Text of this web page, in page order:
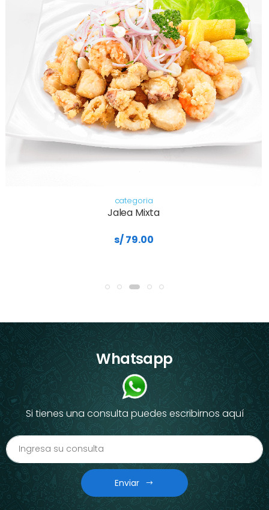
categoria
Jalea Mixta
s/ 79.00
Whatsapp
Si tienes una consulta puedes escribirnos aquí
Enviar